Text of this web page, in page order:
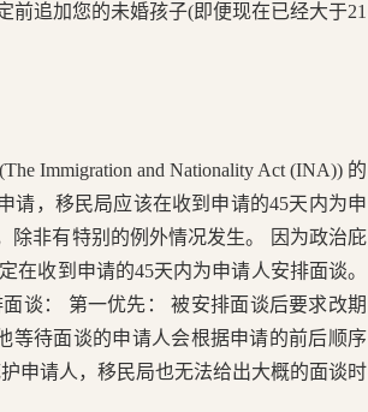
前追加您的未婚孩子(即便现在已经大于21
Immigration and Nationality Act (INA)) 的
请，移民局应该在收到申请的45天内为申
除非有特别的例外情况发生。 因为政治庇
收到申请的45天内为申请人安排面谈。
谈： 第一优先： 被安排面谈后要求改期
等待面谈的申请人会根据申请的前后顺序
申请人，移民局也无法给出大概的面谈时